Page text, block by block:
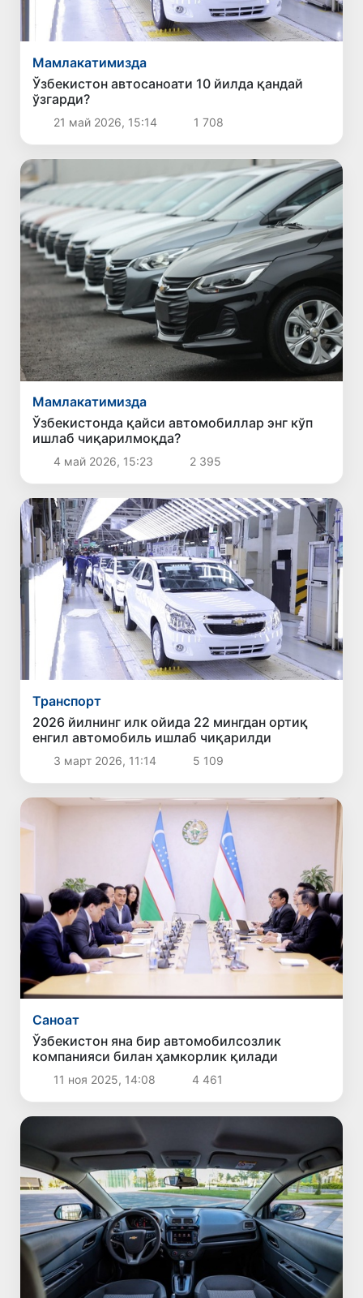
Мамлакатимизда
Ўзбекистон автосаноати 10 йилда қандай
ўзгарди?
21 май 2026, 15:14 1 708
Мамлакатимизда
Ўзбекистонда қайси автомобиллар энг кўп
ишлаб чиқарилмоқда?
4 май 2026, 15:23 2 395
Транспорт
2026 йилнинг илк ойида 22 мингдан ортиқ
енгил автомобиль ишлаб чиқарилди
3 март 2026, 11:14 5 109
Саноат
Ўзбекистон яна бир автомобилсозлик
компанияси билан ҳамкорлик қилади
11 ноя 2025, 14:08 4 461